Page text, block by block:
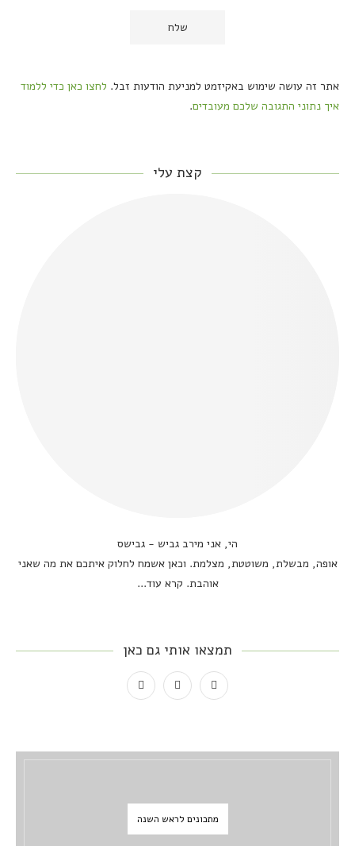
אתר זה עושה שימוש באקיזמט למניעת הודעות זבל. לחצו כאן כדי ללמוד
איך נתוני התגובה שלכם מעובדים.
קצת עלי
הי, אני מירב גביש - גבישס
אופה, מבשלת, משוטטת, מצלמת. וכאן אשמח לחלוק איתכם את מה שאני
אוהבת. קרא עוד...
תמצאו אותי גם כאן
מתכונים לראש השנה